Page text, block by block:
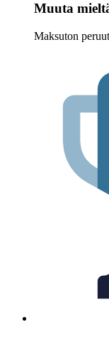
Muuta
Maksuton